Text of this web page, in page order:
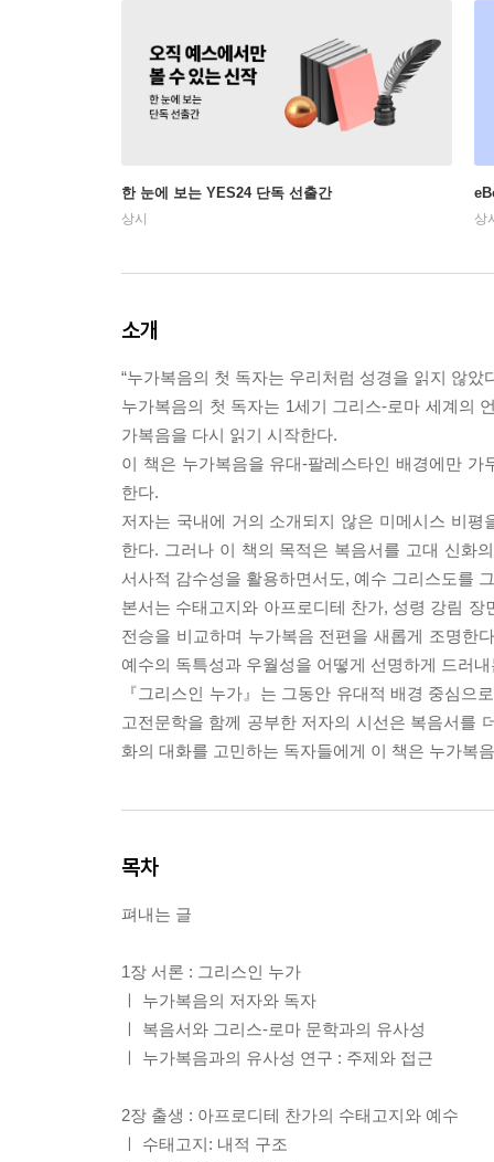
한 눈에 보는 YES24 단독 선출간
상시 상
소개
“누가복음의 첫 독자는 우리처럼 성경을 읽지 않았
누가복음의 첫 독자는 1세기 그리스-로마 세계의
가복음을 다시 읽기 시작한다.
이 책은 누가복음을 유대-팔레스타인 배경에만
한다.
저자는 국내에 거의 소개되지 않은 미메시스 비
한다. 그러나 이 책의 목적은 복음서를 고대 신화
서사적 감수성을 활용하면서도, 예수 그리스도를
본서는 수태고지와 아프로디테 찬가, 성령 강림
전승을 비교하며 누가복음 전편을 새롭게 조명한
예수의 독특성과 우월성을 어떻게 선명하게 드러
『그리스인 누가』는 그동안 유대적 배경 중심
고전문학을 함께 공부한 저자의 시선은 복음서를
화의 대화를 고민하는 독자들에게 이 책은 누가복
목차
펴내는 글
1장 서론 : 그리스인 누가
ㅣ 누가복음의 저자와 독자
ㅣ 복음서와 그리스-로마 문학과의 유사성
ㅣ 누가복음과의 유사성 연구 : 주제와 접근
2장 출생 : 아프로디테 찬가의 수태고지와 예수
ㅣ 수태고지: 내적 구조